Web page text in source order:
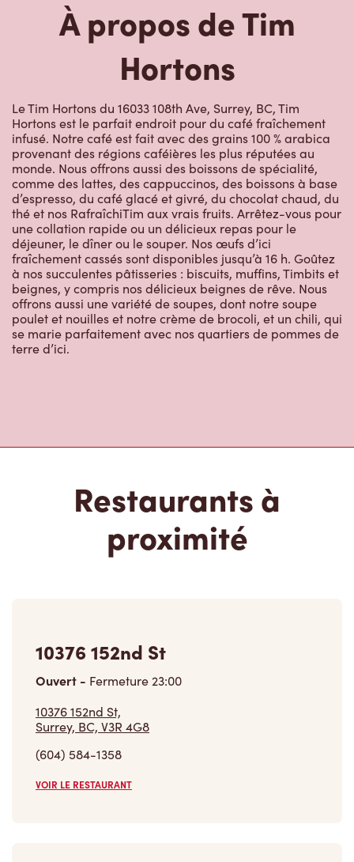
Hortons
Le Tim Hortons du 16033 108th Ave, Surrey, BC, Tim
Hortons est le parfait endroit pour du café fraîchement
infusé. Notre café est fait avec des grains 100 % arabica
provenant des régions caféières les plus réputées au
monde. Nous offrons aussi des boissons de spécialité,
comme des lattes, des cappuccinos, des boissons à base
d’espresso, du café glacé et givré, du chocolat chaud, du
thé et nos RafraîchiTim aux vrais fruits. Arrêtez-vous pour
une collation rapide ou un délicieux repas pour le
déjeuner, le dîner ou le souper. Nos œufs d’ici
fraîchement cassés sont disponibles jusqu’à 16 h. Goûtez
à nos succulentes pâtisseries : biscuits, muffins, Timbits et
beignes, y compris nos délicieux beignes de rêve. Nous
offrons aussi une variété de soupes, dont notre soupe
poulet et nouilles et notre crème de brocoli, et un chili, qui
se marie parfaitement avec nos quartiers de pommes de
terre d’ici.
proximité
Ouvert- Fermeture23:00
10376 152nd St,
Surrey, BC, V3R 4G8
(604) 584-1358
VOIR LE RESTAURANT